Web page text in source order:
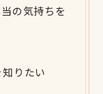
の気持ちを
りたい